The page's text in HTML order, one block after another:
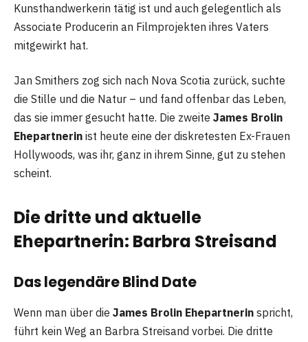
Kunsthandwerkerin tätig ist und auch gelegentlich als
Associate Producerin an Filmprojekten ihres Vaters
mitgewirkt hat.
Jan Smithers zog sich nach Nova Scotia zurück, suchte
die Stille und die Natur – und fand offenbar das Leben,
das sie immer gesucht hatte. Die zweite James Brolin
Ehepartnerin ist heute eine der diskretesten Ex-Frauen
Hollywoods, was ihr, ganz in ihrem Sinne, gut zu stehen
scheint.
Die dritte und aktuelle
Ehepartnerin: Barbra Streisand
Das legendäre Blind Date
Wenn man über die James Brolin Ehepartnerin spricht,
führt kein Weg an Barbra Streisand vorbei. Die dritte